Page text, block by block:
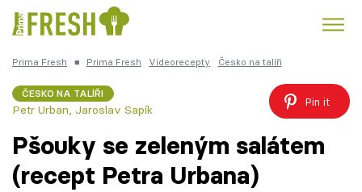
Česká kuchyně Čokoláda
Prima Fresh ■ Prima Fresh Videorecepty Česko na talíři
ČESKO NA TALÍŘI
Petr Urban Jaroslav Sapík
Pin it
Pšouky se zeleným salátem
(recept Petra Urbana)